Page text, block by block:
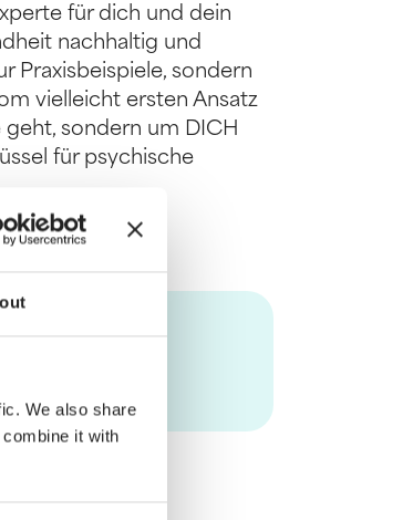
We also share
it with
für dich und dein
nachhaltig und
Praxisbeispiele, sondern
vielleicht ersten Ansatz
sondern um DICH
für psychische